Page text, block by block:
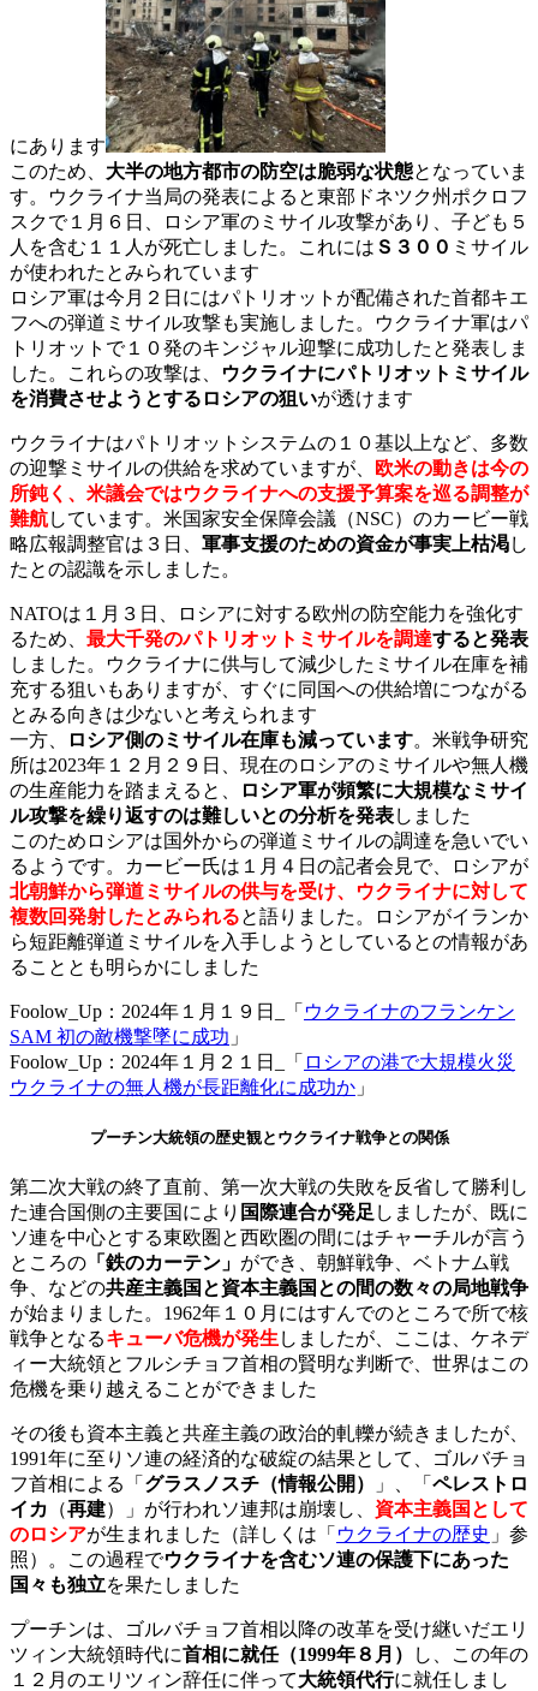
にあります
このため、 大半の地方都市の防空は脆弱な状態となっていま
す。ウクライナ当局の発表によると東部ドネツク州ポクロフ
スクで１月６日、ロシア軍のミサイル攻撃があり、子ども５
人を含む１１人が死亡しました。これには Ｓ３００ ミサイル
が使われたとみられています
ロシア軍は今月２日にはパトリオットが配備された首都キエ
フへの弾道ミサイル攻撃も実施しました。ウクライナ軍はパ
トリオットで１０発のキンジャル迎撃に成功したと発表しま
した。これらの攻撃は、
ウクライナにパトリオットミサイル
を消費させようとするロシアの狙いが透けます
ウクライナはパトリオットシステムの１０基以上など、多数
の迎撃ミサイルの供給を求めていますが、
欧米の動きは今の
所鈍く、 米議会ではウクライナへの支援予算案を巡る調整が
難航しています。米国家安全保障会議（NSC）のカービー戦
略広報調整官は３日、 軍事支援のための資金が事実上枯渇し
たとの認識を示しました。
NATOは１月３日、ロシアに対する欧州の防空能力を強化す
るため、 最大千発のパトリオットミサイルを調達すると発表
しました。ウクライナに供与して減少したミサイル在庫を補
充する狙いもありますが、すぐに同国への供給増につながる
とみる向きは少ないと考えられます
一方、
ロシア側のミサイル在庫も減っています。米戦争研究
所は2023年１２月２９日、現在のロシアのミサイルや無人機
の生産能力を踏まえると、
ロシア軍が頻繁に大規模なミサイ
ル攻撃を繰り返すのは難しいとの分析を発表しました
このためロシアは国外からの弾道ミサイルの調達を急いでい
るようです。カービー氏は１月４日の記者会見で、ロシアが
北朝鮮から弾道ミサイルの供与を受け、ウクライナに対して
複数回発射したとみられると語りました。ロシアがイランか
ら短距離弾道ミサイルを入手しようとしているとの情報があ
ることとも明らかにしました
Foolow_Up：2024年１月１９日_「 ウクライナのフランケン
SAM 初の敵機撃墜に成功 」
Foolow_Up：2024年１月２１日_「 ロシアの港で大規模火災
ウクライナの無人機が長距離化に成功か 」
プーチン大統領の歴史観とウクライナ戦争との関係
第二次大戦の終了直前、第一次大戦の失敗を反省して勝利し
た連合国側の主要国により 国際連合が発足 しましたが、既に
ソ連を中心とする東欧圏と西欧圏の間にはチャーチルが言う
ところの 「鉄のカーテン」 ができ、朝鮮戦争、ベトナム戦
争、などの共産主義国と資本主義国との間の数々の局地戦争
が始まりました。1962年１０月にはすんでのところで所で核
戦争となるキューバ危機が発生 しましたが、ここは、ケネデ
ィー大統領とフルシチョフ首相の賢明な判断で、世界はこの
危機を乗り越えることができました
その後も資本主義と共産主義の政治的軋轢が続きましたが、
1991年に至りソ連の経済的な破綻の結果として、ゴルバチョ
フ首相による「 グラスノスチ（情報公開） 」、「 ペレストロ
イカ （再建）」が行われソ連邦は崩壊し、 資本主義国として
のロシアが生まれました（詳しくは「 ウクライナの歴史 」参
照）。この過程でウクライナを含むソ連の保護下にあった
国々も独立を果たしました
プーチンは、ゴルバチョフ首相以降の改革を受け継いだエリ
ツィン大統領時代に首相に就任（1999年８月）
し、この年の
１２月のエリツィン辞任に伴って大統領代行に就任しまし